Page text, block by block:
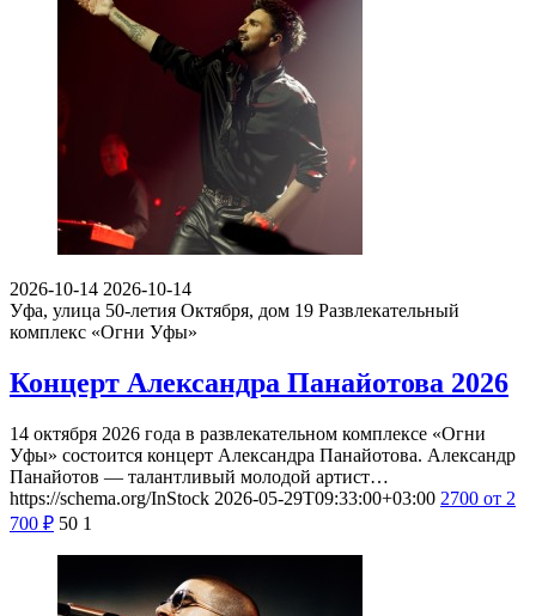
2026-10-14 2026-10-14
Уфа, улица 50-летия Октября, дом 19 Развлекательный
комплекс «Огни Уфы»
Концерт Александра Панайотова 2026
14 октября 2026 года в развлекательном комплексе «Огни
Уфы» состоится концерт Александра Панайотова. Александр
Панайотов — талантливый молодой артист…
https://schema.org/InStock 2026-05-29T09:33:00+03:00 2700 от 2
700 ₽ 50 1